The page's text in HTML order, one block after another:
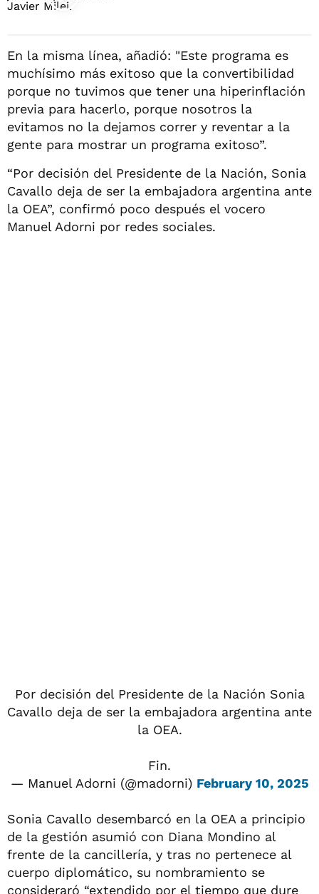
En la misma línea, añadió: "Este programa es
muchísimo más exitoso que la convertibilidad
porque no tuvimos que tener una hiperinflación
previa para hacerlo, porque nosotros la
evitamos no la dejamos correr y reventar a la
gente para mostrar un programa exitoso”.
“Por decisión del Presidente de la Nación, Sonia
Cavallo deja de ser la embajadora argentina ante
la OEA”, confirmó poco después el vocero
Manuel Adorni por redes sociales.
Por decisión del Presidente de la Nación Sonia
Cavallo deja de ser la embajadora argentina ante
la OEA.
Fin.
— Manuel Adorni (@madorni) February 10, 2025
Sonia Cavallo desembarcó en la OEA a principio
de la gestión asumió con Diana Mondino al
frente de la cancillería, y tras no pertenece al
cuerpo diplomático, su nombramiento se
consideraró “extendido por el tiempo que dure